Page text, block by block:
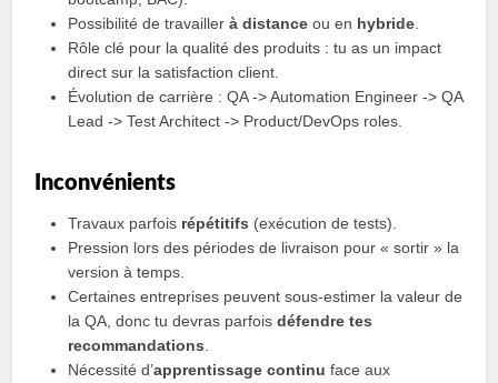
Possibilité de travaillerà distance ou en hybride
Rôle clé pour la qualité des produits : tu as un impact
direct sur la satisfaction client.
Évolution de carrière : QA -> Automation Engineer -> QA
Lead -> Test Architect -> Product/DevOps roles.
Inconvénients
Travaux parfois répétitifs (exécution de tests).
Pression lors des périodes de livraison pour « sortir » la
version à temps.
Certaines entreprises peuvent sous-estimer la valeur de
la QA, donc tu devras parfoisdéfendre tes
recommandations
Nécessité d’apprentissage continu face aux